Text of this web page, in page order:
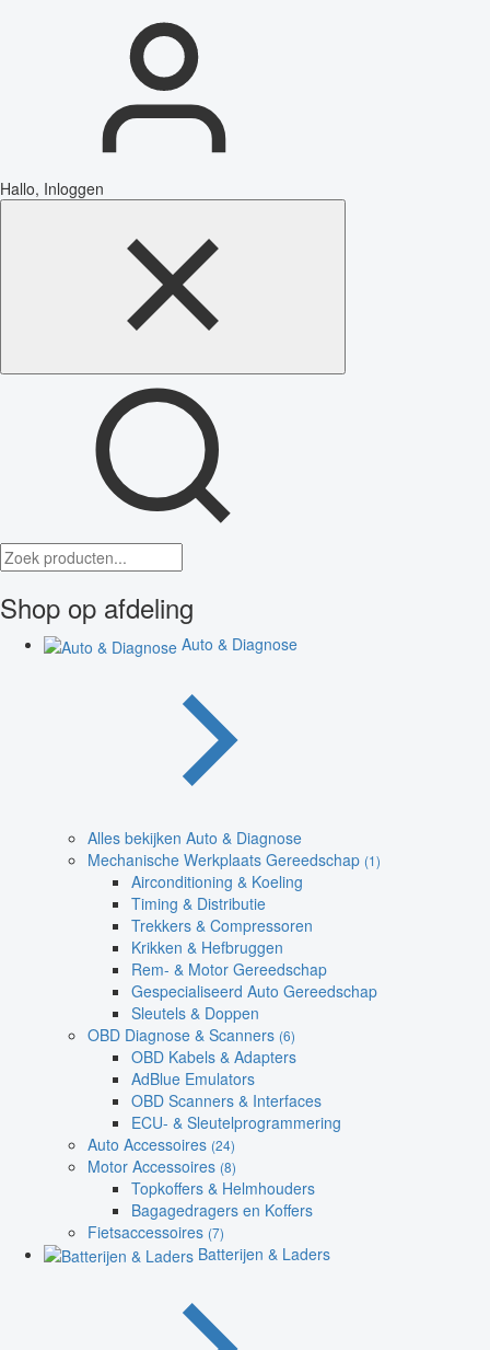
Hallo, Inloggen
Shop op afdeling
Auto & Diagnose
Alles bekijken Auto & Diagnose
Mechanische Werkplaats Gereedschap (1)
Airconditioning & Koeling
Timing & Distributie
Trekkers & Compressoren
Krikken & Hefbruggen
Rem- & Motor Gereedschap
Gespecialiseerd Auto Gereedschap
Sleutels & Doppen
OBD Diagnose & Scanners (6)
OBD Kabels & Adapters
AdBlue Emulators
OBD Scanners & Interfaces
ECU- & Sleutelprogrammering
Auto Accessoires (24)
Motor Accessoires (8)
Topkoffers & Helmhouders
Bagagedragers en Koffers
Fietsaccessoires (7)
Batterijen & Laders